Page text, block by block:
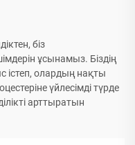
біз
ұсынамыз. Біздің
істеп, олардың нақты
үйлесімді түрде
арттыратын